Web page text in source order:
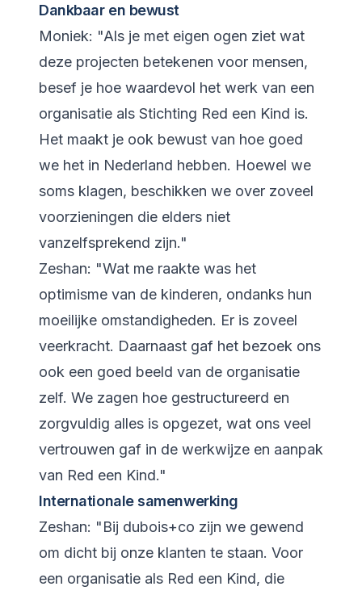
Dankbaar en bewust
Moniek: "Als je met eigen ogen ziet wat
deze projecten betekenen voor mensen,
besef je hoe waardevol het werk van een
organisatie als Stichting Red een Kind is.
Het maakt je ook bewust van hoe goed
we het in Nederland hebben. Hoewel we
soms klagen, beschikken we over zoveel
voorzieningen die elders niet
vanzelfsprekend zijn."
Zeshan: "Wat me raakte was het
optimisme van de kinderen, ondanks hun
moeilijke omstandigheden. Er is zoveel
veerkracht. Daarnaast gaf het bezoek ons
ook een goed beeld van de organisatie
zelf. We zagen hoe gestructureerd en
zorgvuldig alles is opgezet, wat ons veel
vertrouwen gaf in de werkwijze en aanpak
van Red een Kind."
Internationale samenwerking
Zeshan: "Bij dubois+co zijn we gewend
om dicht bij onze klanten te staan. Voor
een organisatie als Red een Kind, die